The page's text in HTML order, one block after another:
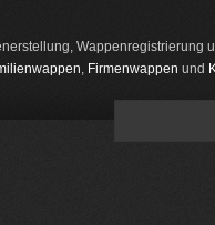
Wappenregistrierung
, Firmenwappen und